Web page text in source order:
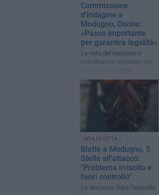
Commissione
d'indagine a
Modugno, Donno:
«Passo importante
per garantire legalità»
La nota del deputato e
coordinatore regionale del
VITA DI CITTÀ
Blatte a Modugno, 5
Stelle all'attacco:
"Problema irrisolto e
fuori controllo"
La denuncia dopo l'episodio